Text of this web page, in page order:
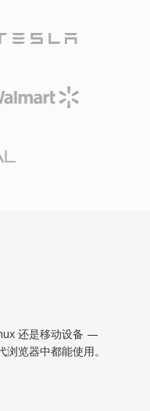
还是移动设备 —
览器中都能使用。